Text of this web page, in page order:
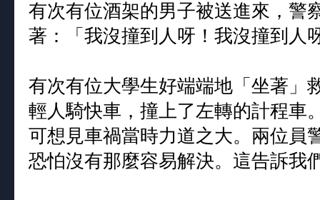
有次有位酒架的男子被送進來，警
著：「我沒撞到人呀！我沒撞到人
有次有位大學生好端端地「坐著」
輕人騎快車，撞上了左轉的計程車
可想見車禍當時力道之大。兩位員
恐怕沒有那麼容易解決。這告訴我